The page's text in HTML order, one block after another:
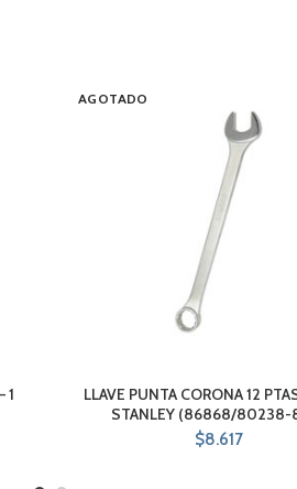
1
AGOTADO
LLAVE PUNTA CORONA 12
STANLEY (86868/
$8.617